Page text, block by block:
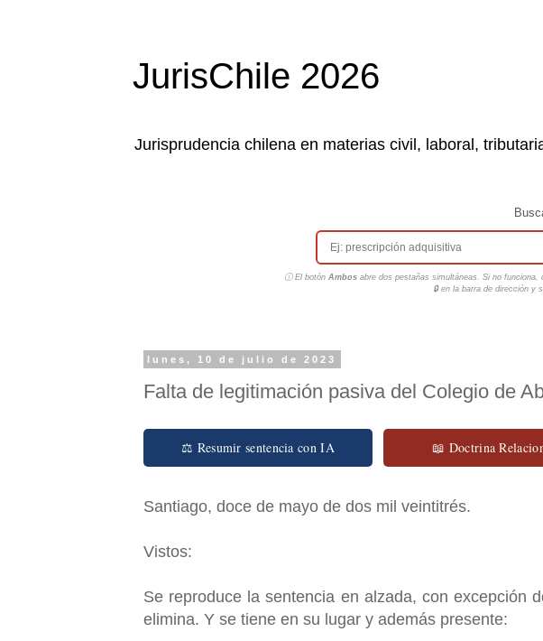
JurisChile 2026
Jurisprudencia chilena en materias civil, laboral,
ⓘ El botón Ambosabre dos pestañas simultáneas. Si no funciona,
🔒 en la barra de dirección y
lunes, 10 de julio de 2023
Falta de legitimación pasiva del Colegio de
⚖ Resumir sentencia con IA 📖 Doctrina
Santiago, doce de mayo de dos mil veintitrés.
Vistos:
Se reproduce la sentencia en alzada, con excepción
elimina. Y se tiene en su lugar y además presente: